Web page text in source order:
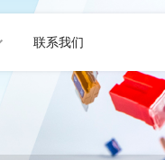
联系我们